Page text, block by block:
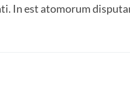
In est atomorum